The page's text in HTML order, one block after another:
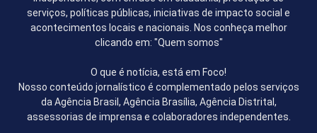
serviços, políticas públicas, iniciativas de impacto social e
acontecimentos locais e nacionais. Nos conheça melhor
clicando em: "Quem somos"
O que é notícia, está em Foco!
Nosso conteúdo jornalístico é complementado pelos serviços
da Agência Brasil, Agência Brasília, Agência Distrital,
assessorias de imprensa e colaboradores independentes.